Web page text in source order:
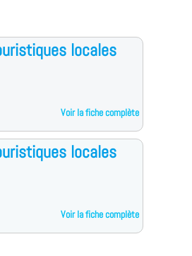
locales
Voir la fiche complète
locales
Voir la fiche complète